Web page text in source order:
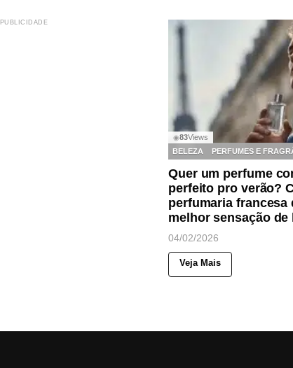
PUBLICIDADE
◉83Views
BELEZA
PERFUMES E
Quer um perfume
perfeito pro verão?
perfumaria francesa
melhor sensação de
04/02/2026
Veja Mais